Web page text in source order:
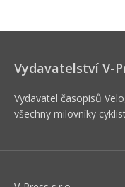
Vydavatelství V-
Vydavatel časopisů
všechny milovníky